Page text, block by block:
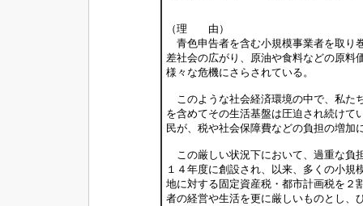
（理 由）
青色申告者を含む小規模事業者を取り
差社会の広がり、原油や食料などの原料
様々な危機にさらされている。
このような社会経済環境の中で、私た
を含めてその生活基盤は圧迫され続けて
民が、税や社会保障費などの負担の増加
この厳しい状況下において、過重な負
１４年度に創設され、以来、多くの小
地に対する固定資産税・都市計画税を２
者の経営や生活を更に厳しいものとし、